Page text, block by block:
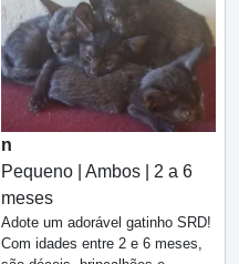
n
Pequeno | Ambos | 2 a 6
meses
Adote um adorável gatinho SRD!
Com idades entre 2 e 6 meses,